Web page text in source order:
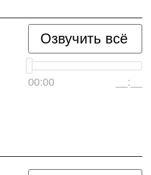
Озвучить всё
00:00 __:__